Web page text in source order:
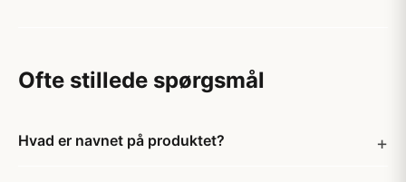
Ofte stillede spørgsmål
Hvad er navnet på produktet?